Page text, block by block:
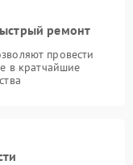
ремонт
провести
в кратчайшие